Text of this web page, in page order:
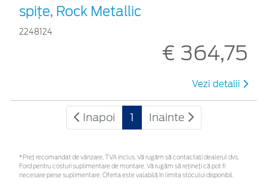
spițe, Rock Metallic
2248124
€ 364,75
Vezi detalii
Inapoi 1 Inainte
*Preţ recomandat de vânzare, TVA inclus. Vă rugăm să contactaţi dealerul dvs.
Ford pentru costuri suplimentare de montare. Vă rugăm să rețineți că pot fi
necesare piese suplimentare. Oferta este valabilă în limita stocului disponibil.